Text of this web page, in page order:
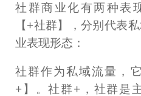
社群商业化有两种表
【+社群】，分别代表
业表现形态：
社群作为私域流量，
+】。社群+，社群是